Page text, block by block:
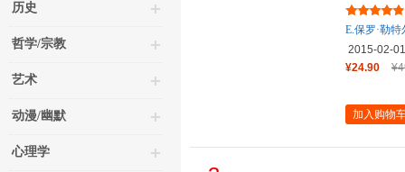
历史
哲学/宗教
艺术
动漫/幽默
心理学
E.保罗·勒特
（Mark
2015-02-01
¥24.90
加入购物